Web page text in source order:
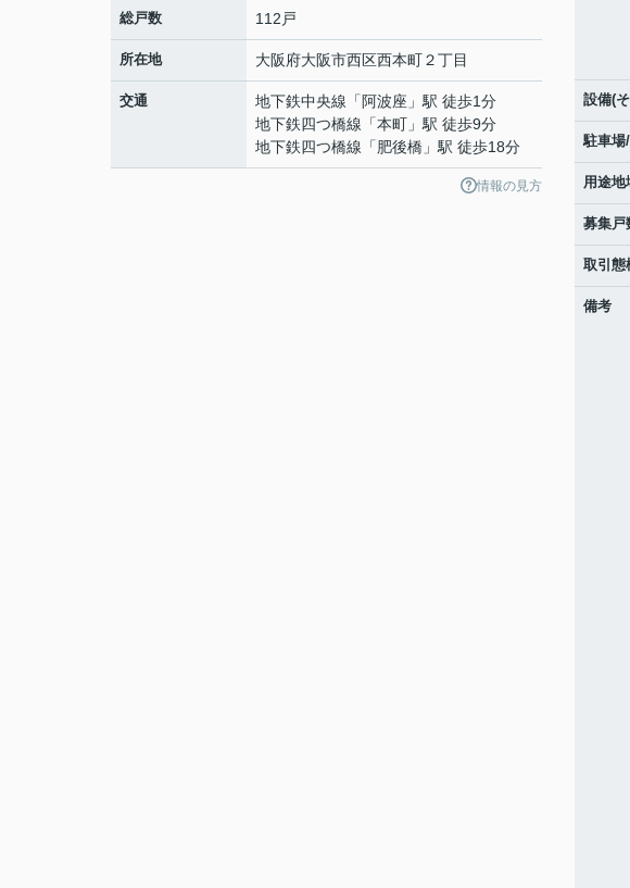
総戸数 112戸
所在地 大阪府大阪市西区西本町２丁目
交通 地下鉄中央線 「 阿波座 」駅 徒歩1分
地下鉄四つ橋線 「本町 」駅 徒歩9分
地下鉄四つ橋線 「 肥後橋 」駅 徒歩18分
情報の見方
設備(
駐車場
用途地
募集戸
取引態
備考